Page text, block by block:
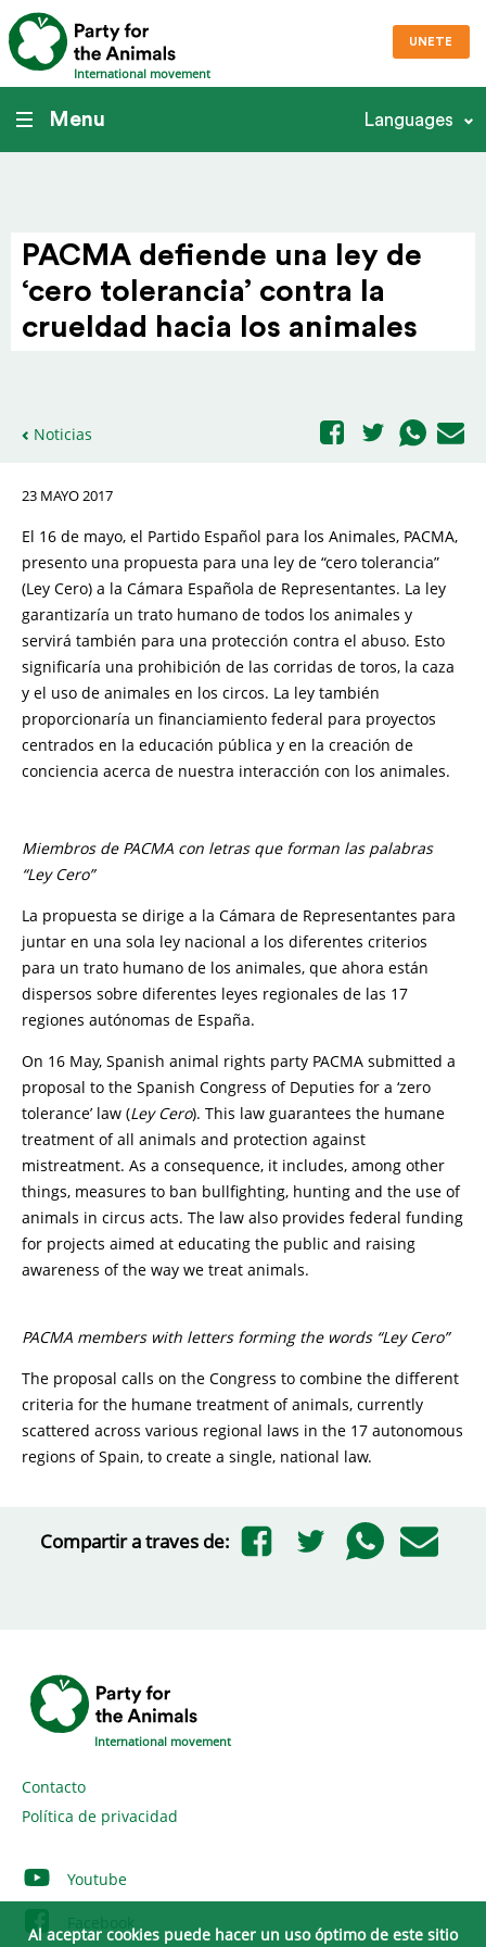
International movement
UNETE
Menu Languages
PACMA defiende una ley de
‘cero tole­rancia’ contra la
crueldad hacia los animales
Noticias
23 MAYO 2017
El 16 de mayo, el Partido Español para los Animales, PACMA,
presento una propuesta para una ley de “cero tolerancia”
(Ley Cero) a la Cámara Española de Representantes. La ley
garantizaría un trato humano de todos los animales y
servirá también para una protección contra el abuso. Esto
significaría una prohibición de las corridas de toros, la caza
y el uso de animales en los circos. La ley también
proporcionaría un financiamiento federal para proyectos
centrados en la educación pública y en la creación de
conciencia acerca de nuestra interacción con los animales.
Miembros de PACMA con letras que forman las palabras
“Ley Cero”
La propuesta se dirige a la Cámara de Representantes para
juntar en una sola ley nacional a los diferentes criterios
para un trato humano de los animales, que ahora están
dispersos sobre diferentes leyes regionales de las 17
regiones autónomas de España.
On 16 May, Spanish animal rights party PACMA submitted a
proposal to the Spanish Congress of Deputies for a ‘zero
tolerance’ law (Ley Cero). This law guarantees the humane
treatment of all animals and protection against
mistreatment. As a consequence, it includes, among other
things, measures to ban bullfighting, hunting and the use of
animals in circus acts. The law also provides federal funding
for projects aimed at educating the public and raising
awareness of the way we treat animals.
PACMA members with letters forming the words “Ley Cero”
The proposal calls on the Congress to combine the different
criteria for the humane treatment of animals, currently
scattered across various regional laws in the 17 autonomous
regions of Spain, to create a single, national law.
Compartir a traves de:
International movement
Contacto
Política de privacidad
Youtube
Facebook
Al aceptar cookies puede hacer un uso óptimo de este sitio